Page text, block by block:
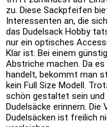
zu. Diese Sackpfeifen
Interessenten an, die
das Dudelsack Hobby
nur ein optisches
Klar ist: Bei einem
Abstriche machen. Da
handelt, bekommt man
kein Full Size Modell.
schön gestaltet sein
Dudelsäcke erinnern.
Dudelsäcken ist freilich